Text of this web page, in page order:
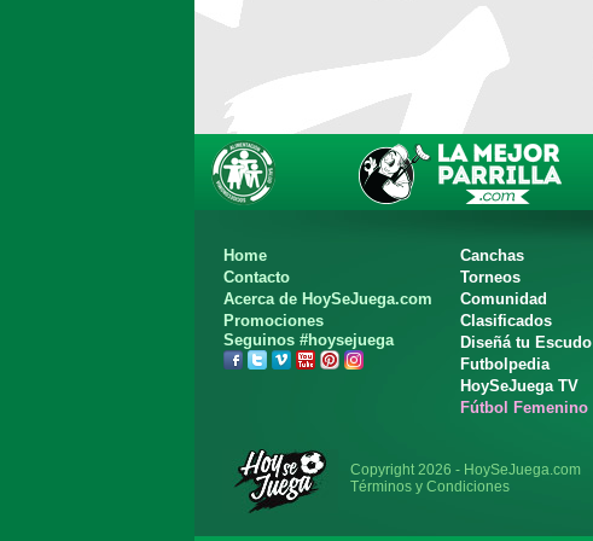
Home
Contacto
Acerca de HoySeJuega.com
Promociones
Seguinos #hoysejuega
Canchas
Torneos
Comunidad
Clasificados
Diseñá tu Escudo
Futbolpedia
HoySeJuega TV
Fútbol Femenino
Copyright 2026 - HoySeJuega.com
Términos y Condiciones